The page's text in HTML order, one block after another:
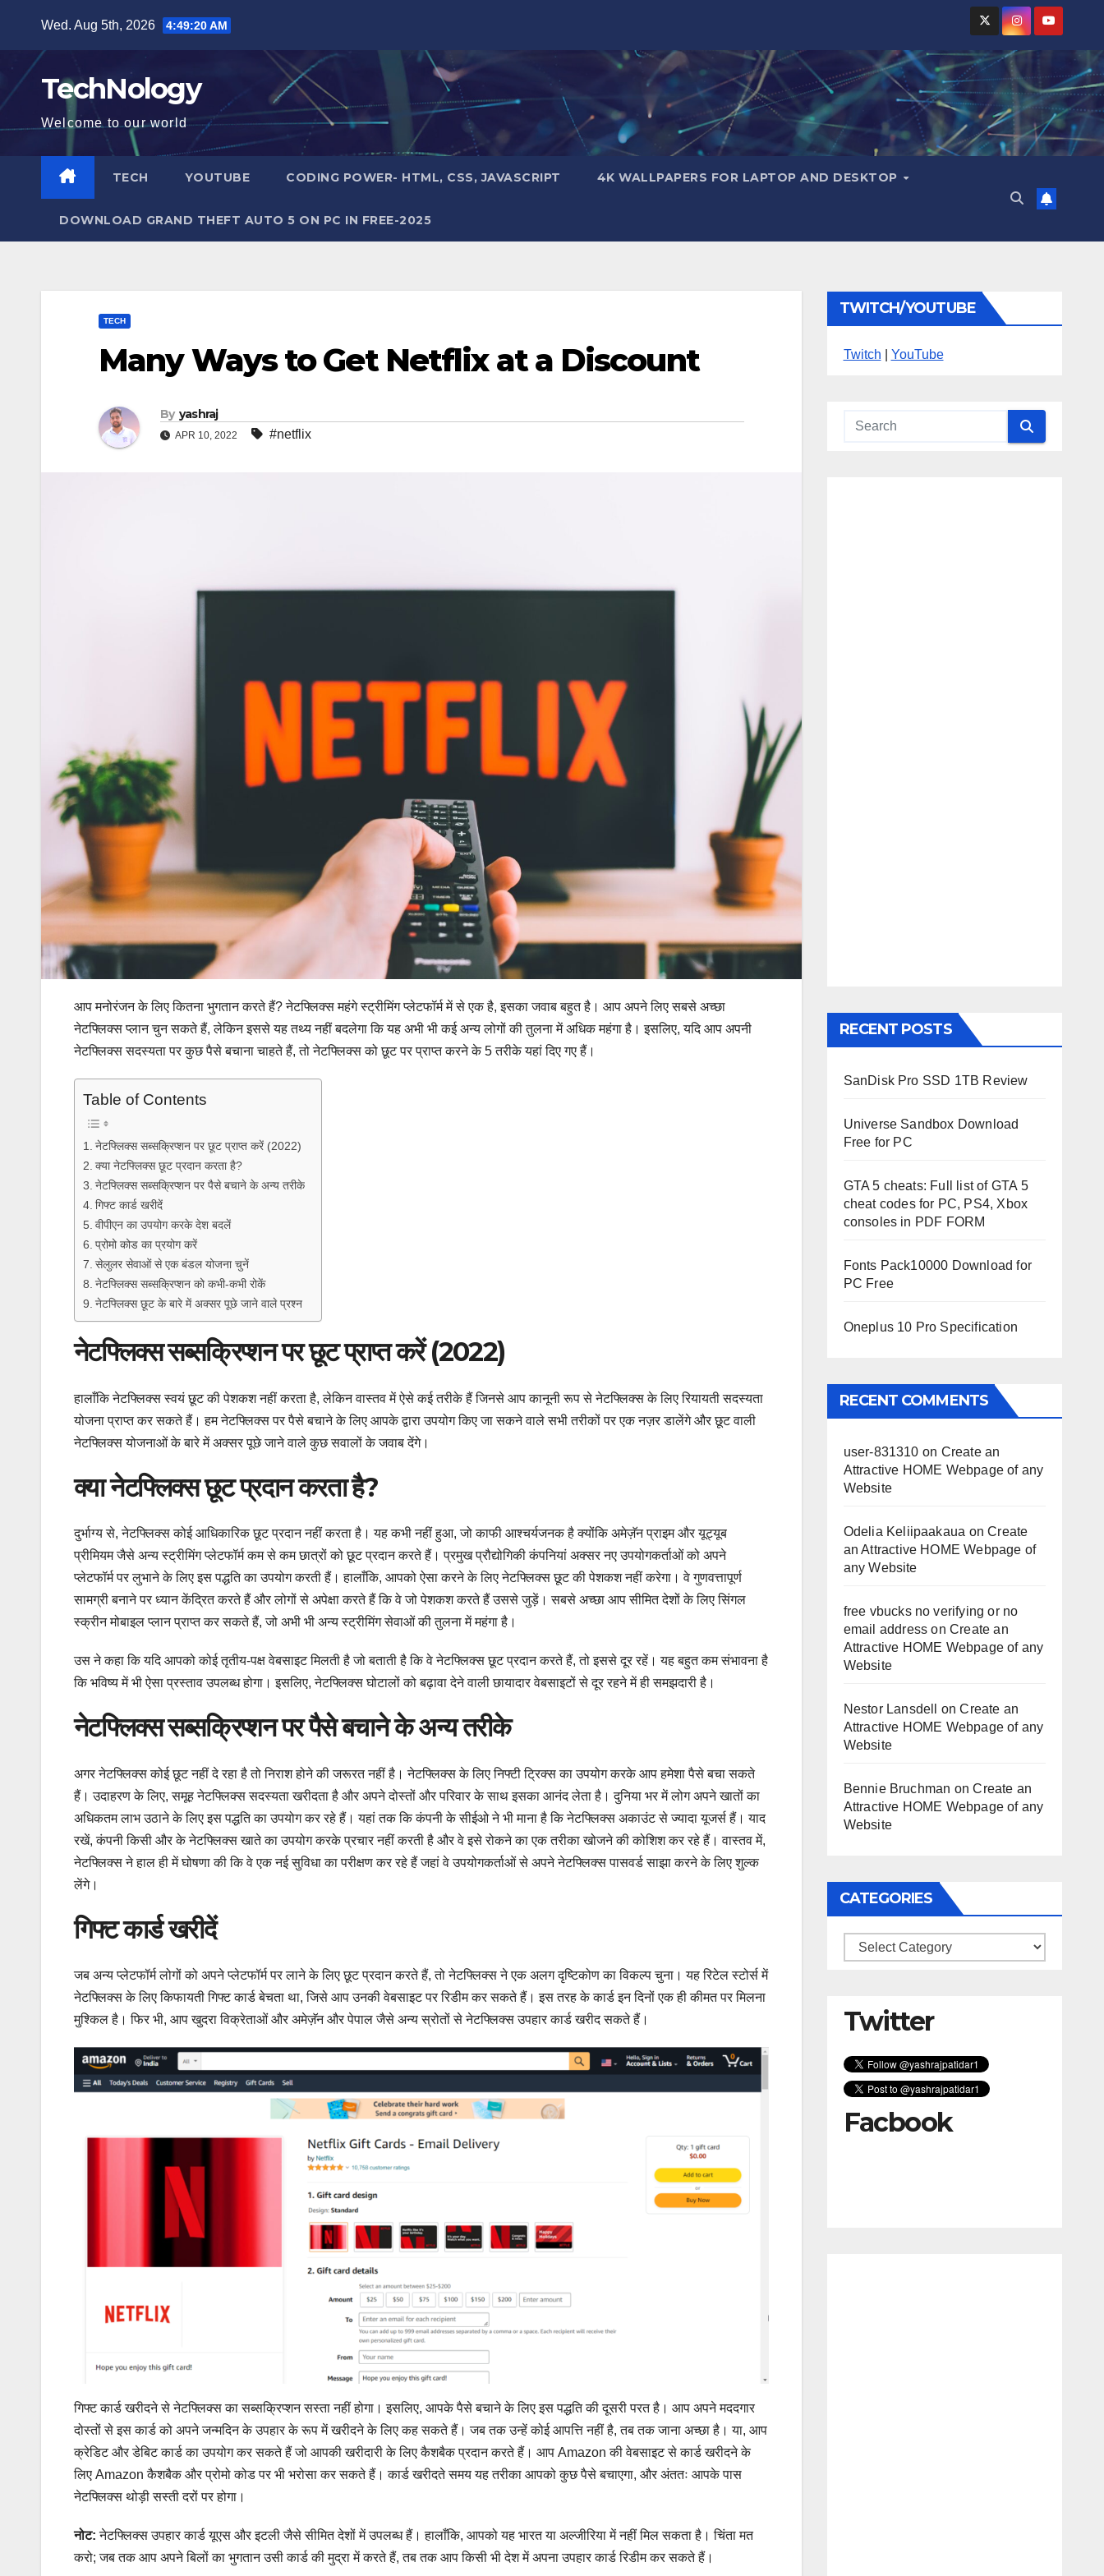
content
Wed. Aug 5th, 2026 4:49:22 AM
TechNology
Welcome to our world
TECH YOUTUBE CODING POWER- HTML, CSS, JAVASCRIPT 4K WALLPAPERS FOR LAPTOP AND DESKTOP
DOWNLOAD GRAND THEFT AUTO 5 ON PC IN FREE-2025
TECH
Many Ways to Get Netflix at a Discount
By yashraj
APR 10, 2022 #netflix
आप मनोरंजन के लिए कितना भुगतान करते हैं? नेटफ्लिक्स महंगे स्ट्रीमिंग प्लेटफॉर्म में से एक है, इसका जवाब बहुत है। आप अपने लिए सबसे अच्छा
नेटफ्लिक्स प्लान चुन सकते हैं, लेकिन इससे यह तथ्य नहीं बदलेगा कि यह अभी भी कई अन्य लोगों की तुलना में अधिक महंगा है। इसलिए, यदि आप अपनी
नेटफ्लिक्स सदस्यता पर कुछ पैसे बचाना चाहते हैं, तो नेटफ्लिक्स को छूट पर प्राप्त करने के 5 तरीके यहां दिए गए हैं।
Table of Contents
नेटफ्लिक्स सब्सक्रिप्शन पर छूट प्राप्त करें (2022)
क्या नेटफ्लिक्स छूट प्रदान करता है?
नेटफ्लिक्स सब्सक्रिप्शन पर पैसे बचाने के अन्य तरीके
गिफ्ट कार्ड खरीदें
वीपीएन का उपयोग करके देश बदलें
प्रोमो कोड का प्रयोग करें
सेलुलर सेवाओं से एक बंडल योजना चुनें
नेटफ्लिक्स सब्सक्रिप्शन को कभी-कभी रोकें
नेटफ्लिक्स छूट के बारे में अक्सर पूछे जाने वाले प्रश्न
नेटफ्लिक्स सब्सक्रिप्शन पर छूट प्राप्त करें (2022)
हालाँकि नेटफ्लिक्स स्वयं छूट की पेशकश नहीं करता है, लेकिन वास्तव में ऐसे कई तरीके हैं जिनसे आप कानूनी रूप से नेटफ्लिक्स के लिए रियायती सदस्यता
योजना प्राप्त कर सकते हैं। हम नेटफ्लिक्स पर पैसे बचाने के लिए आपके द्वारा उपयोग किए जा सकने वाले सभी तरीकों पर एक नज़र डालेंगे और छूट वाली
नेटफ्लिक्स योजनाओं के बारे में अक्सर पूछे जाने वाले कुछ सवालों के जवाब देंगे।
क्या नेटफ्लिक्स छूट प्रदान करता है?
दुर्भाग्य से, नेटफ्लिक्स कोई आधिकारिक छूट प्रदान नहीं करता है। यह कभी नहीं हुआ, जो काफी आश्चर्यजनक है क्योंकि अमेज़ॅन प्राइम और यूट्यूब
प्रीमियम जैसे अन्य स्ट्रीमिंग प्लेटफॉर्म कम से कम छात्रों को छूट प्रदान करते हैं। प्रमुख प्रौद्योगिकी कंपनियां अक्सर नए उपयोगकर्ताओं को अपने
प्लेटफॉर्म पर लुभाने के लिए इस पद्धति का उपयोग करती हैं। हालाँकि, आपको ऐसा करने के लिए नेटफ्लिक्स छूट की पेशकश नहीं करेगा। वे गुणवत्तापूर्ण
सामग्री बनाने पर ध्यान केंद्रित करते हैं और लोगों से अपेक्षा करते हैं कि वे जो पेशकश करते हैं उससे जुड़ें। सबसे अच्छा आप सीमित देशों के लिए सिंगल
स्क्रीन मोबाइल प्लान प्राप्त कर सकते हैं, जो अभी भी अन्य स्ट्रीमिंग सेवाओं की तुलना में महंगा है।
उस ने कहा कि यदि आपको कोई तृतीय-पक्ष वेबसाइट मिलती है जो बताती है कि वे नेटफ्लिक्स छूट प्रदान करते हैं, तो इससे दूर रहें। यह बहुत कम संभावना है
कि भविष्य में भी ऐसा प्रस्ताव उपलब्ध होगा। इसलिए, नेटफ्लिक्स घोटालों को बढ़ावा देने वाली छायादार वेबसाइटों से दूर रहने में ही समझदारी है।
नेटफ्लिक्स सब्सक्रिप्शन पर पैसे बचाने के अन्य तरीके
अगर नेटफ्लिक्स कोई छूट नहीं दे रहा है तो निराश होने की जरूरत नहीं है। नेटफ्लिक्स के लिए निफ्टी ट्रिक्स का उपयोग करके आप हमेशा पैसे बचा सकते
हैं। उदाहरण के लिए, समूह नेटफ्लिक्स सदस्यता खरीदता है और अपने दोस्तों और परिवार के साथ इसका आनंद लेता है। दुनिया भर में लोग अपने खातों का
अधिकतम लाभ उठाने के लिए इस पद्धति का उपयोग कर रहे हैं। यहां तक ​​कि कंपनी के सीईओ ने भी माना है कि नेटफ्लिक्स अकाउंट से ज्यादा यूजर्स हैं। याद
रखें, कंपनी किसी और के नेटफ्लिक्स खाते का उपयोग करके प्रचार नहीं करती है और वे इसे रोकने का एक तरीका खोजने की कोशिश कर रहे हैं। वास्तव में,
नेटफ्लिक्स ने हाल ही में घोषणा की कि वे एक नई सुविधा का परीक्षण कर रहे हैं जहां वे उपयोगकर्ताओं से अपने नेटफ्लिक्स पासवर्ड साझा करने के लिए शुल्क
लेंगे।
गिफ्ट कार्ड खरीदें
जब अन्य प्लेटफॉर्म लोगों को अपने प्लेटफॉर्म पर लाने के लिए छूट प्रदान करते हैं, तो नेटफ्लिक्स ने एक अलग दृष्टिकोण का विकल्प चुना। यह रिटेल स्टोर्स में
नेटफ्लिक्स के लिए किफायती गिफ्ट कार्ड बेचता था, जिसे आप उनकी वेबसाइट पर रिडीम कर सकते हैं। इस तरह के कार्ड इन दिनों एक ही कीमत पर मिलना
मुश्किल है। फिर भी, आप खुदरा विक्रेताओं और अमेज़ॅन और पेपाल जैसे अन्य स्रोतों से नेटफ्लिक्स उपहार कार्ड खरीद सकते हैं।
गिफ्ट कार्ड खरीदने से नेटफ्लिक्स का सब्सक्रिप्शन सस्ता नहीं होगा। इसलिए, आपके पैसे बचाने के लिए इस पद्धति की दूसरी परत है। आप अपने मददगार
दोस्तों से इस कार्ड को अपने जन्मदिन के उपहार के रूप में खरीदने के लिए कह सकते हैं। जब तक उन्हें कोई आपत्ति नहीं है, तब तक जाना अच्छा है। या, आप
क्रेडिट और डेबिट कार्ड का उपयोग कर सकते हैं जो आपकी खरीदारी के लिए कैशबैक प्रदान करते हैं। आप Amazon की वेबसाइट से कार्ड खरीदने के
लिए Amazon कैशबैक और प्रोमो कोड पर भी भरोसा कर सकते हैं। कार्ड खरीदते समय यह तरीका आपको कुछ पैसे बचाएगा, और अंततः आपके पास
नेटफ्लिक्स थोड़ी सस्ती दरों पर होगा।
नोट: नेटफ्लिक्स उपहार कार्ड यूएस और इटली जैसे सीमित देशों में उपलब्ध हैं। हालाँकि, आपको यह भारत या अल्जीरिया में नहीं मिल सकता है। चिंता मत
करो; जब तक आप अपने बिलों का भुगतान उसी कार्ड की मुद्रा में करते हैं, तब तक आप किसी भी देश में अपना उपहार कार्ड रिडीम कर सकते हैं।
TWITCH/YOUTUBE
Twitch YouTube
RECENT POSTS
SanDisk Pro SSD 1TB Review
Universe Sandbox Download
Free for PC
GTA 5 cheats: Full list of GTA 5
cheat codes for PC, PS4, Xbox
consoles in PDF FORM
Fonts Pack10000 Download for
PC Free
Oneplus 10 Pro Specification
RECENT COMMENTS
user-831310 on Create an
Attractive HOME Webpage of any
Website
Odelia Keliipaakaua onCreate
an Attractive HOME Webpage of
any Website
free vbucks no verifying or no
email address on Create an
Attractive HOME Webpage of any
Website
Nestor Lansdell onCreate an
Attractive HOME Webpage of any
Website
Bennie Bruchman onCreate an
Attractive HOME Webpage of any
Website
CATEGORIES
Categories
Twitter
Facbook